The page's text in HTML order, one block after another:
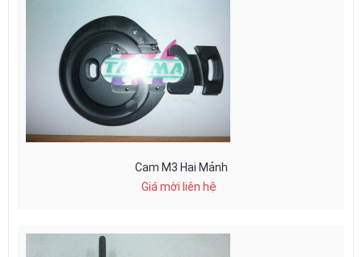
Cam M3 Hai Mảnh
Giá mời liên hệ